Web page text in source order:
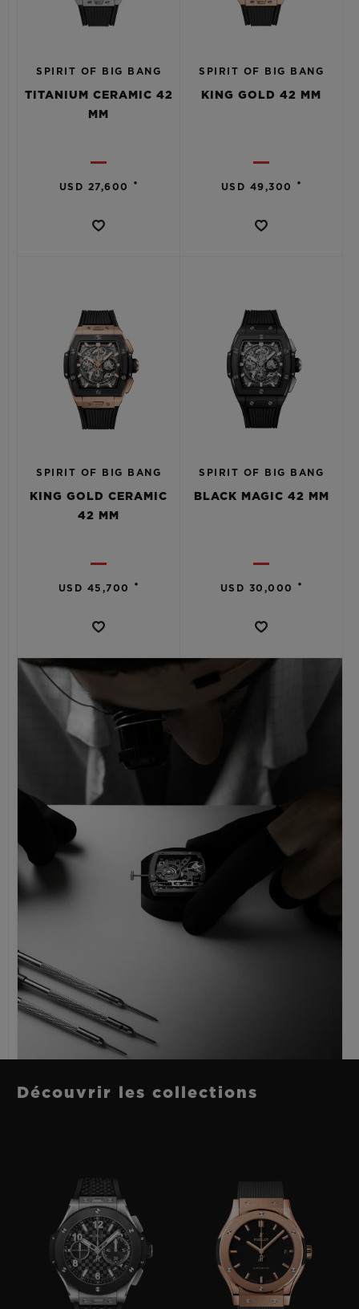
SPIRIT OF BIG BANG
TITANIUM CERAMIC 42
MM
USD 27,600 •
SPIRIT OF BIG BANG
KING GOLD 42 MM
USD 49,300 •
SPIRIT OF BIG BANG
KING GOLD CERAMIC
42 MM
USD 45,700 •
SPIRIT OF BIG BANG
BLACK MAGIC 42 MM
USD 30,000 •
Découvrir les collections